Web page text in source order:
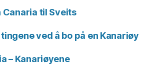
Canaria til Sveits
ved å bo på en Kanariøy
– Kanariøyene